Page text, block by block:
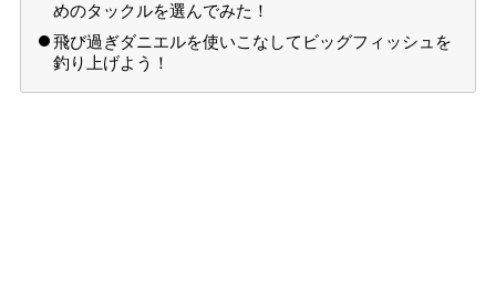
めのタックルを選んでみた！
飛び過ぎダニエルを使いこなしてビッグフィッシュを
釣り上げよう！